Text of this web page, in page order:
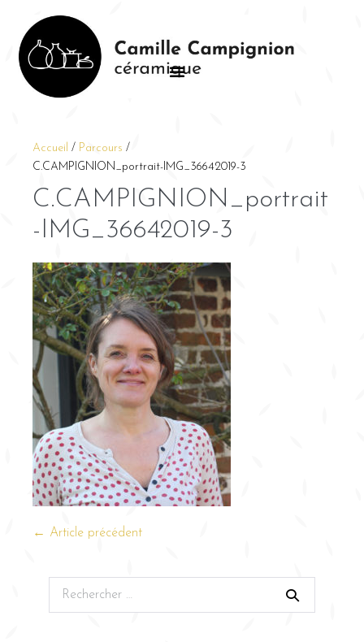
Accueil / Parcours /
C.CAMPIGNION_portrait-IMG_36642019-3
C.CAMPIGNION_portrait
-IMG_36642019-3
← Article précédent